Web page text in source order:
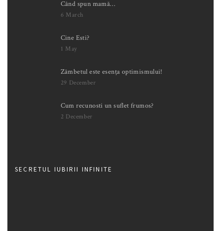
Când spun mamă…
6 March
Cine Esti?
1 May
Zâmbetul este esența optimismului!
29 December
Cum recunosti un suflet frumos?
2 December
SECRETUL IUBIRII INFINITE